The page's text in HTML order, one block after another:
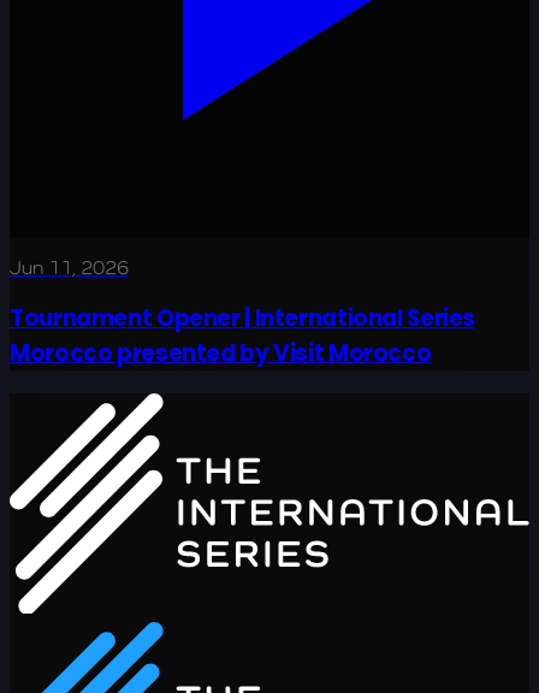
Jun 11, 2026
Tournament Opener | International Series
Morocco presented by Visit Morocco